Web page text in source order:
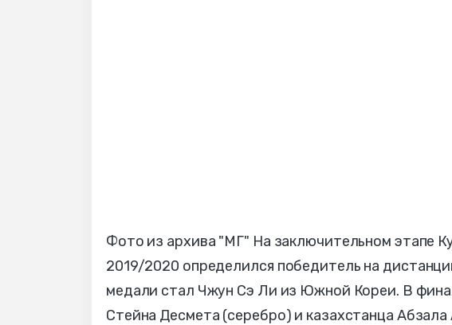
Фото из архива "МГ" На заключительном этапе
2019/2020 определился победитель на
медали стал Чжун Сэ Ли из Южной Кореи. В
Стейна Десмета (серебро) и казахстанца